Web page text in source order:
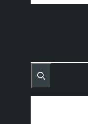
Recent NewsTrending News
Search